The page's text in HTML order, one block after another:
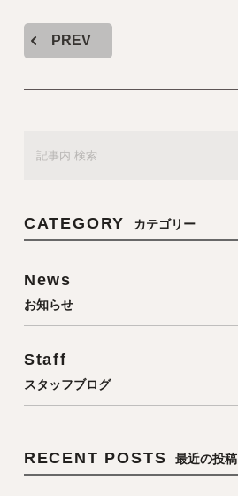
PREV
CATEGORY カテゴリー
News
お知らせ
Staff
スタッフブログ
RECENT POSTS 最近の投稿